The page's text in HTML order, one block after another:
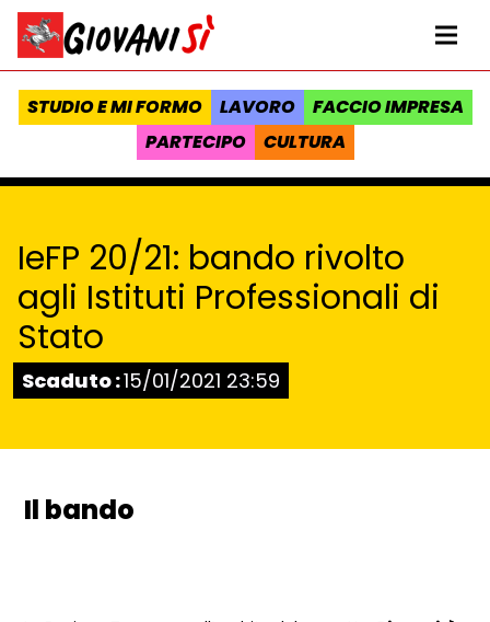
Vai al contenuto
Homepage Giovanisì - Progetto della Regione Toscana
STUDIO E MI FORMO LAVORO
FACCIO IMPRESA
PARTECIPO
CULTURA
IeFP 20/21: bando rivolto
agli Istituti Professionali di
Stato
Stato:
Scaduto :15/01/2021 23:59
Il bando